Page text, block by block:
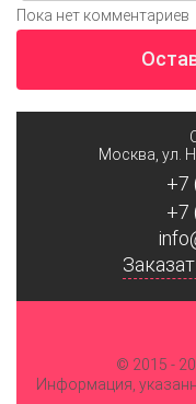
Пока нет комментариев
Москва ул.
+7
+7
© 2015 -
Информация,